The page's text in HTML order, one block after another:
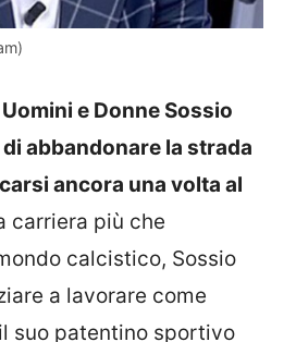
Uomini e Donne Sossio
abbandonare la strada
ancora una volta al
carriera più che
calcistico, Sossio
a lavorare come
suo patentino sportivo